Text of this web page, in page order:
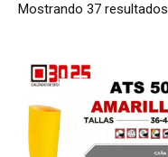
Mostrando 37 resultados